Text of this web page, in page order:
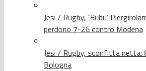
Jesi / Rugby, ‘Bubu’
perdono 7-26 contro Modena
Jesi / Rugby, sconfitta netta:
Bologna